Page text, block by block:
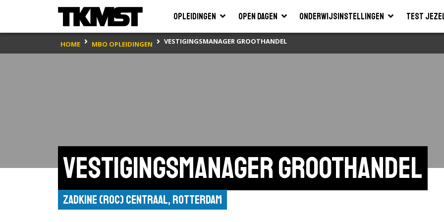
Opleidingen Open dagen Onderwijsinstellingen Test
HOME MBO OPLEIDINGEN VESTIGINGSMANAGER GROOTHANDEL
Vestigingsmanager groothandel
Zadkine (ROC) Centraal, Rotterdam